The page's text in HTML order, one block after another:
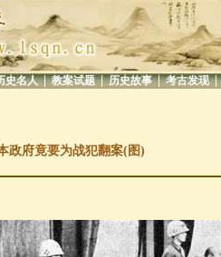
史名人 | 教案试题 | 历史故事 | 考古发现 |
政府竟要为战犯翻案(图)